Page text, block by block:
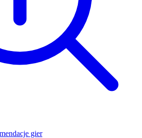
gier